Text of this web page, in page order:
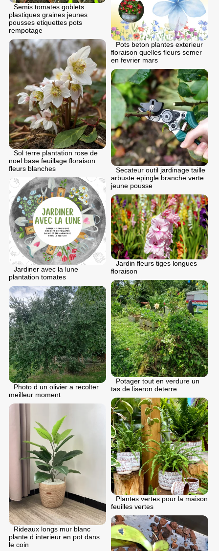
Semis tomates goblets
plastiques graines jeunes
pousses etiquettes pots
rempotage
Pots beton plantes exterieur
floraison quelles fleurs semer
en fеvrier mars
Sol terre plantation rose de
noel base feuillage floraison
fleurs blanches
Secateur outil jardinage taille
arbuste epingle branche verte
jeune pousse
Jardiner avec la lune
plantation tomates
Jardin fleurs tiges longues
floraison
Potager tout en verdure un
tas de liseron deterre
Photo d un olivier a recolter
meilleur moment
Plantes vertes pour la maison
feuilles vertes
Rideaux longs mur blanc
plante d interieur en pot dans
le coin